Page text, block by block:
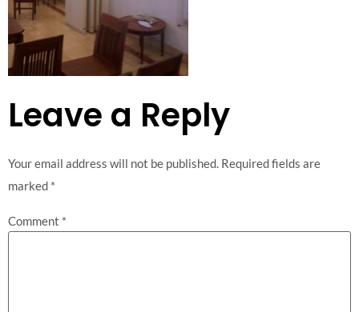
Leave a Reply
Your email address will not be published. Required fields are
marked *
Comment *